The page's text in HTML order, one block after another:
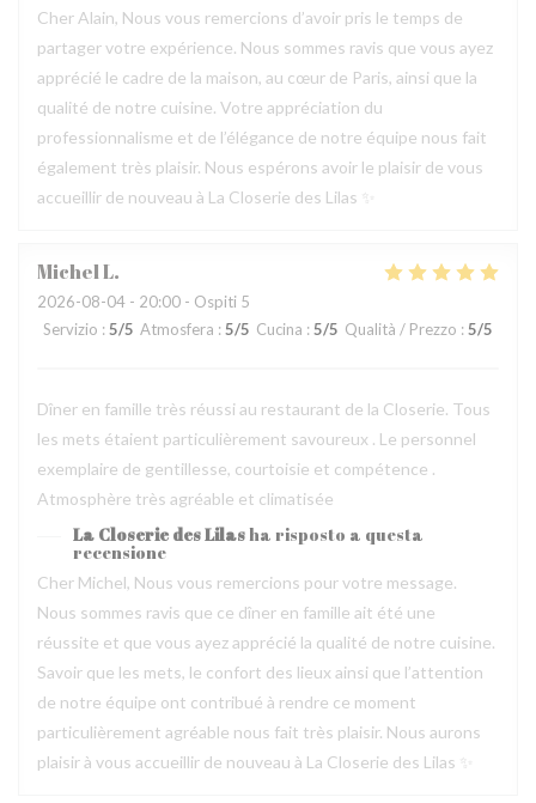
Cher Alain, Nous vous remercions d’avoir pris le temps de
partager votre expérience. Nous sommes ravis que vous ayez
apprécié le cadre de la maison, au cœur de Paris, ainsi que la
qualité de notre cuisine. Votre appréciation du
professionnalisme et de l’élégance de notre équipe nous fait
également très plaisir. Nous espérons avoir le plaisir de vous
accueillir de nouveau à La Closerie des Lilas ✨
MichelL
2026-08-04 - 20:00 - Ospiti 5
Servizio : 5/5 Atmosfera : 5/5 Cucina : 5/5 Qualità / Prezzo : 5/5
Dîner en famille très réussi au restaurant de la Closerie. Tous
les mets étaient particulièrement savoureux . Le personnel
exemplaire de gentillesse, courtoisie et compétence .
Atmosphère très agréable et climatisée
La Closerie des Lilasha risposto a questa
recensione
Cher Michel, Nous vous remercions pour votre message.
Nous sommes ravis que ce dîner en famille ait été une
réussite et que vous ayez apprécié la qualité de notre cuisine.
Savoir que les mets, le confort des lieux ainsi que l’attention
de notre équipe ont contribué à rendre ce moment
particulièrement agréable nous fait très plaisir. Nous aurons
plaisir à vous accueillir de nouveau à La Closerie des Lilas ✨